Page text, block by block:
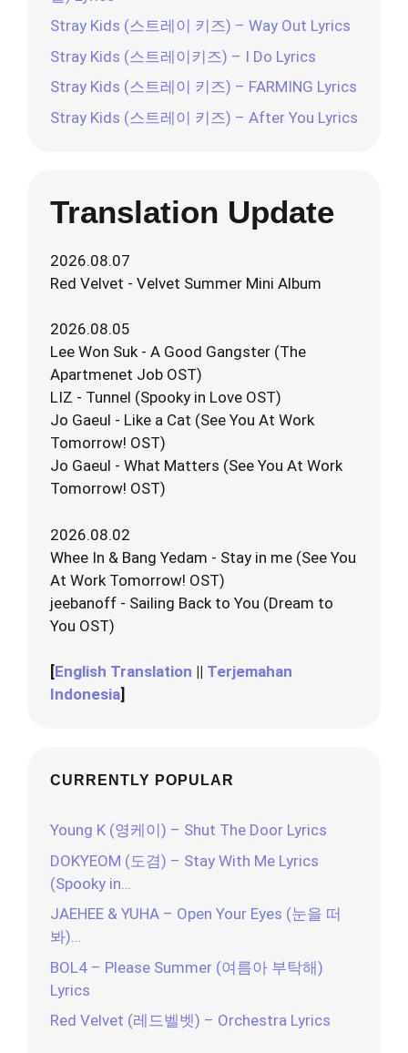
Stray Kids (스트레이 키즈) – Way Out Lyrics
Stray Kids (스트레이키즈) – I Do Lyrics
Stray Kids (스트레이 키즈) – FARMING Lyrics
Stray Kids (스트레이 키즈) – After You Lyrics
Translation Update
2026.08.07
Red Velvet - Velvet Summer Mini Album
2026.08.05
Lee Won Suk - A Good Gangster (The
Apartmenet Job OST)
LIZ - Tunnel (Spooky in Love OST)
Jo Gaeul - Like a Cat (See You At Work
Tomorrow! OST)
Jo Gaeul - What Matters (See You At Work
Tomorrow! OST)
2026.08.02
Whee In & Bang Yedam - Stay in me (See You
At Work Tomorrow! OST)
jeebanoff - Sailing Back to You (Dream to
You OST)
[English Translation || Terjemahan
Indonesia]
CURRENTLY POPULAR
Young K (영케이) – Shut The Door Lyrics
DOKYEOM (도겸) – Stay With Me Lyrics
(Spooky in…
JAEHEE & YUHA – Open Your Eyes (눈을 떠
봐)…
BOL4 – Please Summer (여름아 부탁해)
Lyrics
Red Velvet (레드벨벳) – Orchestra Lyrics